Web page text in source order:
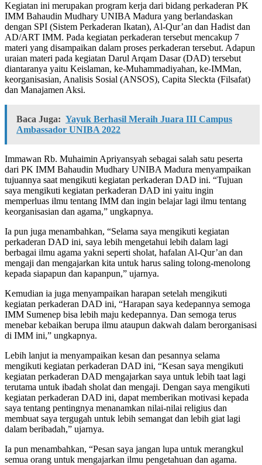
Kegiatan ini merupakan program kerja dari bidang perkaderan PK
IMM Bahaudin Mudhary UNIBA Madura yang berlandaskan
dengan SPI (Sistem Perkaderan Ikatan), Al-Qur’an dan Hadist dan
AD/ART IMM. Pada kegiatan perkaderan tersebut mencakup 7
materi yang disampaikan dalam proses perkaderan tersebut. Adapun
uraian materi pada kegiatan Darul Arqam Dasar (DAD) tersebut
diantaranya yaitu Keislaman, ke-Muhammadiyahan, ke-IMMan,
keorganisasian, Analisis Sosial (ANSOS), Capita Sleckta (Filsafat)
dan Manajamen Aksi.
Baca Juga: Yayuk Berhasil Meraih Juara III Campus
Ambassador UNIBA 2022
Immawan Rb. Muhaimin Apriyansyah sebagai salah satu peserta
dari PK IMM Bahaudin Mudhary UNIBA Madura menyampaikan
tujuannya saat mengikuti kegiatan perkaderan DAD ini. “Tujuan
saya mengikuti kegiatan perkaderan DAD ini yaitu ingin
memperluas ilmu tentang IMM dan ingin belajar lagi ilmu tentang
keorganisasian dan agama,” ungkapnya.
Ia pun juga menambahkan, “Selama saya mengikuti kegiatan
perkaderan DAD ini, saya lebih mengetahui lebih dalam lagi
berbagai ilmu agama yakni seperti sholat, hafalan Al-Qur’an dan
mengaji dan mengajarkan kita untuk harus saling tolong-menolong
kepada siapapun dan kapanpun,” ujarnya.
Kemudian ia juga menyampaikan harapan setelah mengikuti
kegiatan perkaderan DAD ini, “Harapan saya kedepannya semoga
IMM Sumenep bisa lebih maju kedepannya. Dan semoga terus
menebar kebaikan berupa ilmu ataupun dakwah dalam berorganisasi
di IMM ini,” ungkapnya.
Lebih lanjut ia menyampaikan kesan dan pesannya selama
mengikuti kegiatan perkaderan DAD ini, “Kesan saya mengikuti
kegiatan perkaderan DAD mengajarkan saya untuk lebih taat lagi
terutama untuk ibadah sholat dan mengaji. Dengan saya mengikuti
kegiatan perkaderan DAD ini, dapat memberikan motivasi kepada
saya tentang pentingnya menanamkan nilai-nilai religius dan
membuat saya tergugah untuk lebih semangat dan lebih giat lagi
dalam beribadah,” ujarnya.
Ia pun menambahkan, “Pesan saya jangan lupa untuk merangkul
semua orang untuk mengajarkan ilmu pengetahuan dan agama.